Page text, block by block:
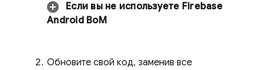
Если вы не используете Firebase
Android BoM
Обновите свой код, заменив все